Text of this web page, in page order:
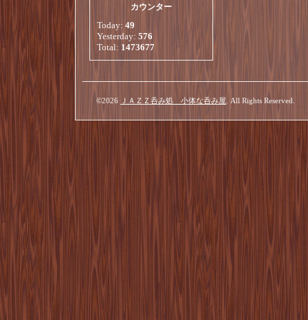
カウンター
Today: 49
Yesterday: 576
Total: 1473677
©2026 ＪＡＺＺ呑み処 小体な呑み屋 . All Rights Reserved.